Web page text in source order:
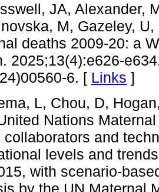
JA, Alexander,
M, Gazeley,
deaths 2009-20: a
2025;13(4):e626-
6. [ Links ]
L, Chou, D,
Nations
collaborators and
levels and
with scenario-
by the UN Maternal